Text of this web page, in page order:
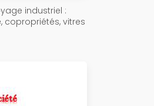
industriel :
copropriétés, vitres